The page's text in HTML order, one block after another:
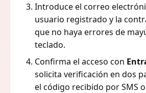
Introduce el correo
usuario registrado y la
que no haya errores de
teclado.
Confirma el acceso con
solicita verificación en dos
el código recibido por SMS